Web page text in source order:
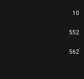
10
552
562